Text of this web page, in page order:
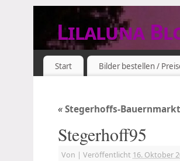
Lilaluna
DAS JETZT IST SCHON
Start Bilder bestellen /
«Stegerhoffs-
Stegerhoff95
Von | Veröffentlicht 16. Oktober